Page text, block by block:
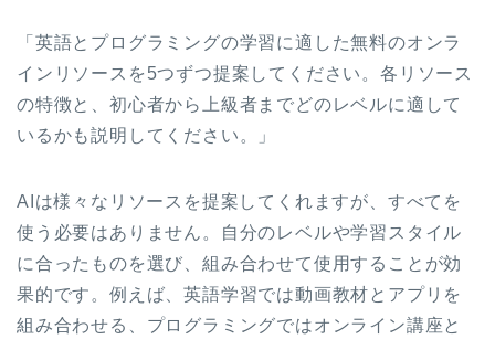
「英語とプログラミングの学習に適した無料のオンラ
インリソースを5つずつ提案してください。各リソース
の特徴と、初心者から上級者までどのレベルに適して
いるかも説明してください。」
AIは様々なリソースを提案してくれますが、すべてを
使う必要はありません。自分のレベルや学習スタイル
に合ったものを選び、組み合わせて使用することが効
果的です。例えば、英語学習では動画教材とアプリを
組み合わせる、プログラミングではオンライン講座と